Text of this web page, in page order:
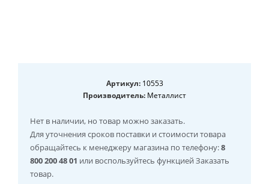
Артикул:10553
Производитель: Металлист
Нет в наличии, но товар можно заказать.
Для уточнения сроков поставки и стоимости товара
обращайтесь к менеджеру магазина по телефону:8
800 200 48 01 или воспользуйтесь функцией Заказать
товар.